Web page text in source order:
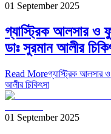
01 September 2025
গ্যাস্ট্রিক আলসার ও
ডাঃ সুরমান আলীর
Read Moreগ্যাস্ট্রিক আলসার
আলীর চিকিৎসা
01 September 2025